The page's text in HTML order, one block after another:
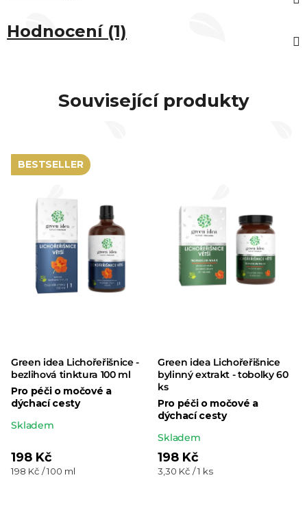
Hodnocení (1)
Související produkty
BESTSELLER
Green idea Lichořeřišnice -
bezlihová tinktura 100 ml
Pro péči o močové a
dýchací cesty
Průměrné
produktu
Skladem
198 Kč
Měrná
198 Kč / 100 ml
Green idea Lichořeřišnice
bylinný extrakt - tobolky 60
ks
Pro péči o močové a
dýchací cesty
Průměrné
hodnocení
produktu
Skladem
198 Kč
Měrná
3,30 Kč / 1 ks